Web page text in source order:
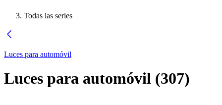
Todas las series
Luces para automóvil
Luces para automóvil (307)